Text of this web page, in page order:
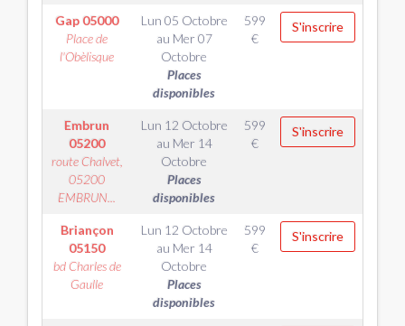
Gap 05000
Place de
l'Obèlisque
Lun 05 Octobre
au Mer 07
Octobre
Places
disponibles
599
€
S'inscrire
Embrun
05200
route Chalvet,
05200
EMBRUN...
Lun 12 Octobre
au Mer 14
Octobre
Places
disponibles
599
€
S'inscrire
Briançon
05150
bd Charles de
Gaulle
Lun 12 Octobre
au Mer 14
Octobre
Places
disponibles
599
€
S'inscrire